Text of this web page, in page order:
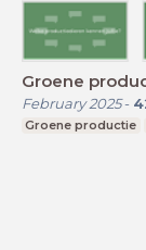
Groene
February 2025-
Groene productie